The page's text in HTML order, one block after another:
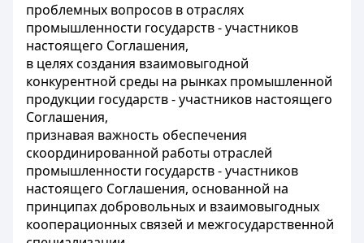
проблемных вопросов в отраслях
промышленности государств - участников
настоящего Соглашения,
в целях создания взаимовыгодной
конкурентной среды на рынках промышленной
продукции государств - участников настоящего
Соглашения,
признавая важность обеспечения
скоординированной работы отраслей
промышленности государств - участников
настоящего Соглашения, основанной на
принципах добровольных и взаимовыгодных
кооперационных связей и межгосударственной